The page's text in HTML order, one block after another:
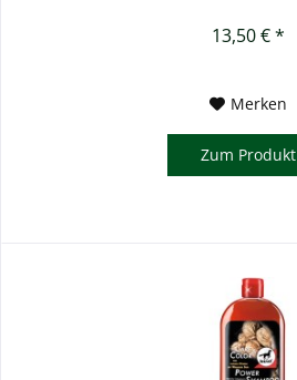
13,50 € *
Merken
Zum Produkt